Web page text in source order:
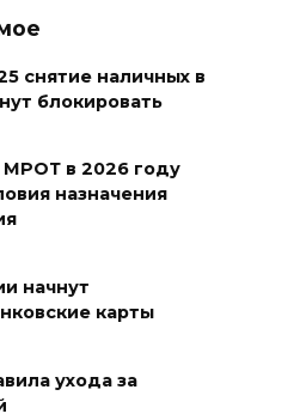
эвакуированы
поздравил
области
снятие наличных в
блокировать
в 2026 году
назначения
начнут
карты
ухода за